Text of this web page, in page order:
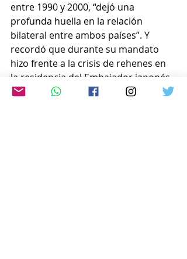
entre 1990 y 2000, “dejó una
profunda huella en la relación
bilateral entre ambos países”. Y
recordó que durante su mandato
hizo frente a la crisis de rehenes en
la residencia del Embajador japonés
en Lima (1996).